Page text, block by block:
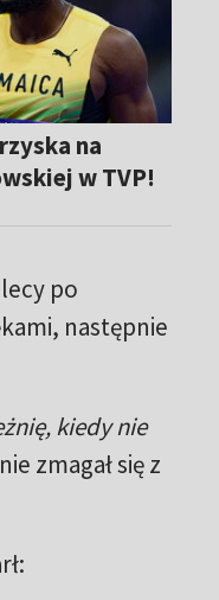
na
w TVP!
po
następnie
kiedy nie
zmagał się z